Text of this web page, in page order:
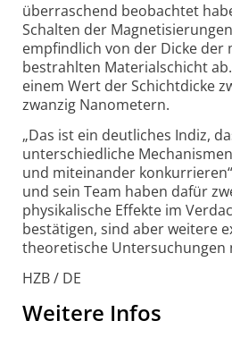
überraschend beobachtet
Schalten der
empfindlich von der Dicke der
bestrahlten Materialschicht
einem Wert der Schicht­dicke
zwanzig Nanometern.
„Das ist ein deutliches Indiz,
unterschiedliche
und miteinander
und sein Team haben dafür
physikalische Effekte im
bestätigen, sind aber weitere
theoretische Untersuchungen
HZB / DE
Weitere Infos